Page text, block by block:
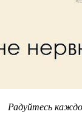
Радуйтесь